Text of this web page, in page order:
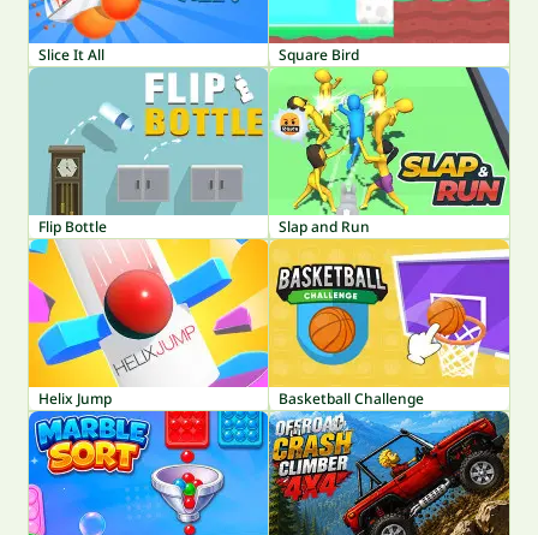
Slice It All Square Bird
Flip Bottle Slap and Run
Helix Jump Basketball Challenge